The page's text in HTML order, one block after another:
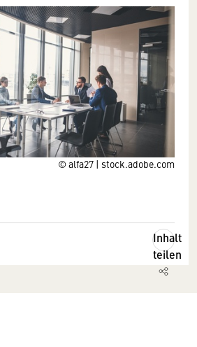
© alfa27 | stock.adobe.com
Inhalt
teilen